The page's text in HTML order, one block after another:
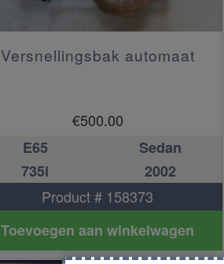
Versnellingsbak automaat
€500.00
E65
Sedan
735i
2002
Product # 158373
Toevoegen aan winkelwagen